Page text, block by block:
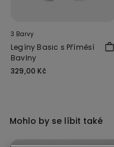
3 Barvy
Legíny Basic s Příměsí
Bavlny
329,00 Kč
Mohlo by se líbit také